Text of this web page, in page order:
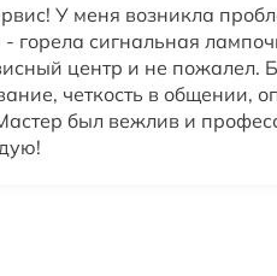
У меня возникла
горела сигнальная
центр и не пожалел.
четкость в общении,
был вежлив и